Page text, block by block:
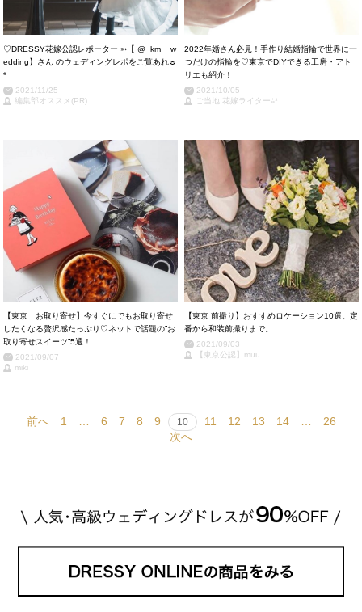
♡DRESSY花嫁公認レポーター ➳【 @_km__w
edding 】さん のウェディングレポをご覧あれ☼
*
2021/11/25
編集部オススメ(PR)
2022年婚さん必見！手作り結婚指輪で世界に一
つだけの指輪を♡東京でDIYできる工房・アト
リエも紹介！
2021/10/05
ご当地 花嫁ライター⁂*
【東京 お取り寄せ】今すぐにでもお取り寄せ
したくなる贅沢感たっぷり♡ネットで話題の”お
取り寄せスイーツ”5選！
2021/09/07
miki
【東京 前撮り】おすすめロケーション10選。定
番から和装前撮りまで。
2021/09/03
【東京公認】muu
前へ 1 6 7 8 9 10 11 12 13 14
26
次へ